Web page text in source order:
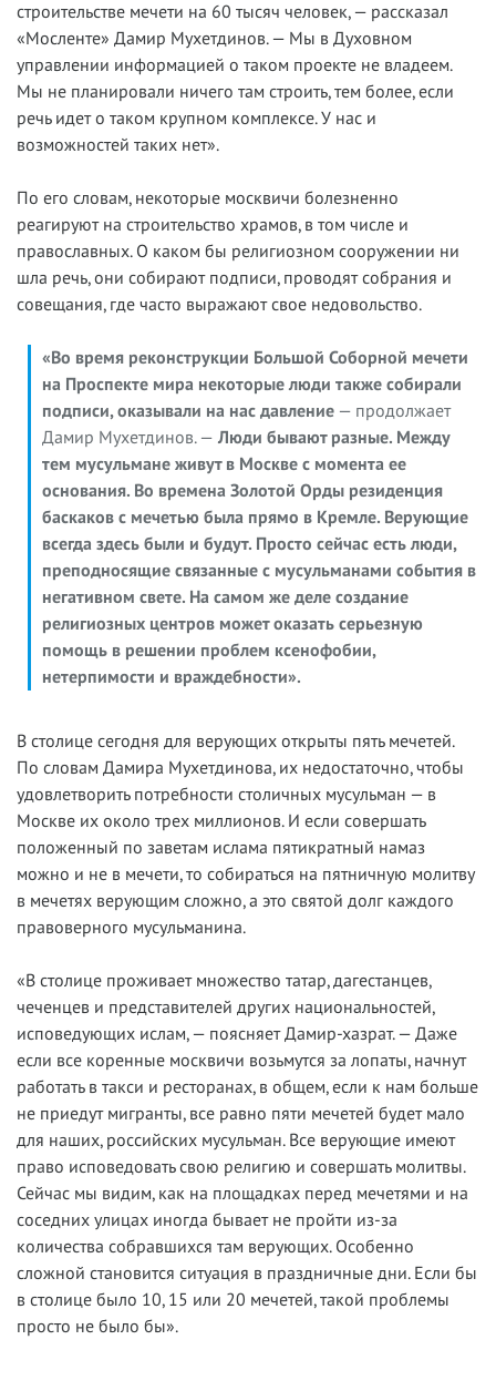
строительстве мечети на 60 тысяч человек, — рассказал
«Мосленте» Дамир Мухетдинов. — Мы в Духовном
управлении информацией о таком проекте не владеем.
Мы не планировали ничего там строить, тем более, если
речь идет о таком крупном комплексе. У нас и
возможностей таких нет».
По его словам, некоторые москвичи болезненно
реагируют на строительство храмов, в том числе и
православных. О каком бы религиозном сооружении ни
шла речь, они собирают подписи, проводят собрания и
совещания, где часто выражают свое недовольство.
«Во время реконструкции Большой Соборной мечети
на Проспекте мира некоторые люди также собирали
подписи, оказывали на нас давление — продолжает
Дамир Мухетдинов. — Люди бывают разные. Между
тем мусульмане живут в Москве с момента ее
основания. Во времена Золотой Орды резиденция
баскаков с мечетью была прямо в Кремле. Верующие
всегда здесь были и будут. Просто сейчас есть люди,
преподносящие связанные с мусульманами события в
негативном свете. На самом же деле создание
религиозных центров может оказать серьезную
помощь в решении проблем ксенофобии,
нетерпимости и враждебности».
В столице сегодня для верующих открыты пять мечетей.
По словам Дамира Мухетдинова, их недостаточно, чтобы
удовлетворить потребности столичных мусульман — в
Москве их около трех миллионов. И если совершать
положенный по заветам ислама пятикратный намаз
можно и не в мечети, то собираться на пятничную молитву
в мечетях верующим сложно, а это святой долг каждого
правоверного мусульманина.
«В столице проживает множество татар, дагестанцев,
чеченцев и представителей других национальностей,
исповедующих ислам, — поясняет Дамир-хазрат. — Даже
если все коренные москвичи возьмутся за лопаты, начнут
работать в такси и ресторанах, в общем, если к нам больше
не приедут мигранты, все равно пяти мечетей будет мало
для наших, российских мусульман. Все верующие имеют
право исповедовать свою религию и совершать молитвы.
Сейчас мы видим, как на площадках перед мечетями и на
соседних улицах иногда бывает не пройти из-за
количества собравшихся там верующих. Особенно
сложной становится ситуация в праздничные дни. Если бы
в столице было 10, 15 или 20 мечетей, такой проблемы
просто не было бы».